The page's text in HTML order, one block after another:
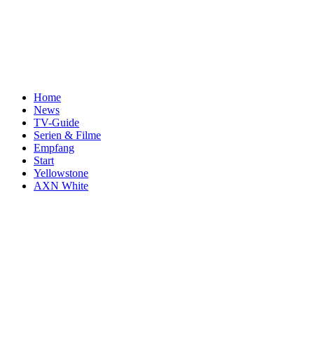
Home
News
TV-Guide
Serien & Filme
Empfang
Start
Yellowstone
AXN White